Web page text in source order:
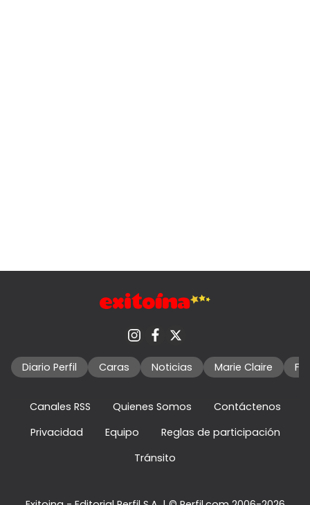
Diario Perfil Caras Noticias Marie Claire
Canales RSS Quienes Somos
Contáctenos
Privacidad
Equipo
Reglas de participación
Tránsito